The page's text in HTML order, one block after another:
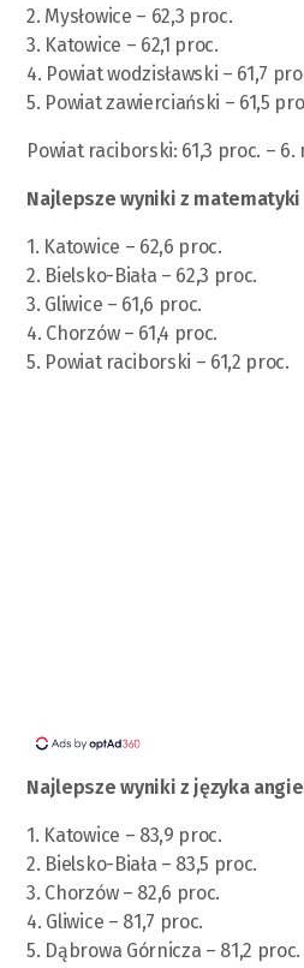
2. Mysłowice – 62,3 proc.
3. Katowice – 62,1 proc.
4. Powiat wodzisławski – 61,7
5. Powiat zawierciański – 61,5
Powiat raciborski: 61,3 proc. – 6.
Najlepsze wyniki z matematyki
1. Katowice – 62,6 proc.
2. Bielsko-Biała – 62,3 proc.
3. Gliwice – 61,6 proc.
4. Chorzów – 61,4 proc.
5. Powiat raciborski – 61,2 proc.
Najlepsze wyniki z języka
1. Katowice – 83,9 proc.
2. Bielsko-Biała – 83,5 proc.
3. Chorzów – 82,6 proc.
4. Gliwice – 81,7 proc.
5. Dąbrowa Górnicza – 81,2 proc.